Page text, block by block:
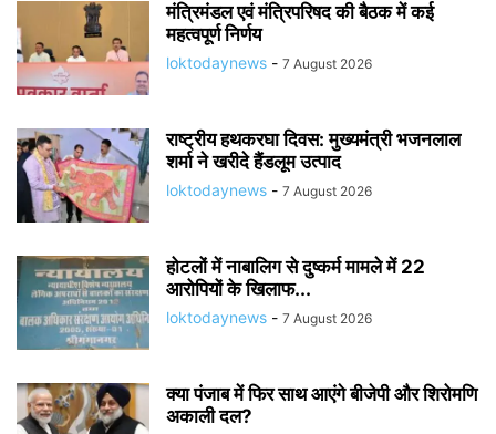
मंत्रिमंडल एवं मंत्रिपरिषद की बैठक में कई
महत्वपूर्ण निर्णय
loktodaynews - 7 August 2026
राष्ट्रीय हथकरघा दिवस: मुख्यमंत्री भजनलाल
शर्मा ने खरीदे हैंडलूम उत्पाद
loktodaynews - 7 August 2026
होटलों में नाबालिग से दुष्कर्म मामले में 22
आरोपियों के खिलाफ...
loktodaynews - 7 August 2026
क्या पंजाब में फिर साथ आएंगे बीजेपी और शिरोमणि
अकाली दल?